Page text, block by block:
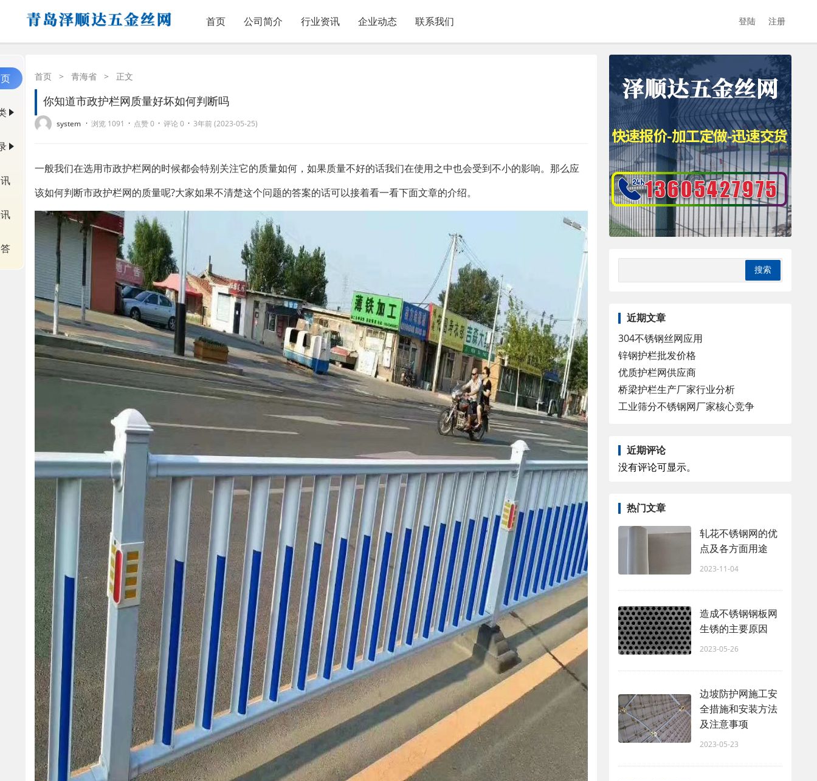
首页 公司简介 行业资讯 企业动态 联系我们 登陆 注册
首页 > 青海省 > 正文
你知道市政护栏网质量好坏如何判断吗
system · 浏览 1091 · 点赞 0 · 评论 0 · 3年前 (2023-05-25)
一般我们在选用市政护栏网的时候都会特别关注它的质量如何，如果质量不好的话我们在使用之中也会受到不小的影响。那么应
该如何判断市政护栏网的质量呢?大家如果不清楚这个问题的答案的话可以接着看一看下面文章的介绍。
近期文章
304不锈钢丝网应用
锌钢护栏批发价格
优质护栏网供应商
桥梁护栏生产厂家行业分析
工业筛分不锈钢网厂家核心竞争
近期评论
没有评论可显示。
热门文章
轧花不锈钢网的优
点及各方面用途
2023-11-04
造成不锈钢钢板网
生锈的主要原因
2023-05-26
边坡防护网施工安
全措施和安装方法
及注意事项
2023-05-23